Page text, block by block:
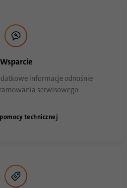
Wsparcie
informacje odnośnie
serwisowego
technicznej